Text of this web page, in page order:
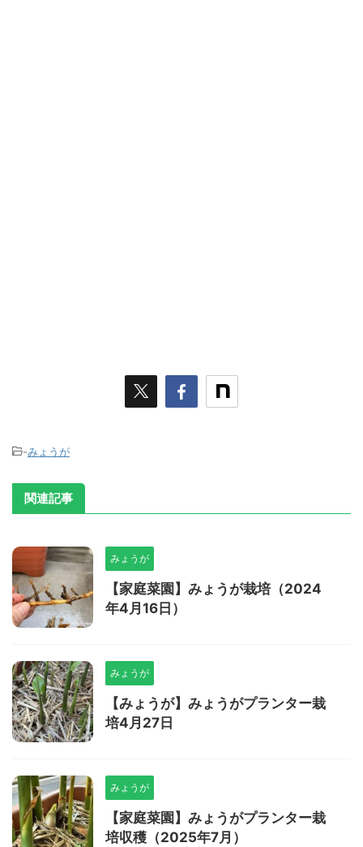
-みょうが
関連記事
みょうが
【家庭菜園】みょうが栽培（2024
年4月16日）
みょうが
【みょうが】みょうがプランター栽
培4月27日
みょうが
【家庭菜園】みょうがプランター栽
培収穫（2025年7月）